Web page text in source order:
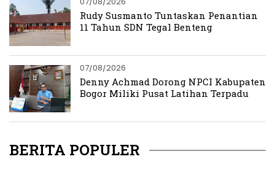
Rudy Susmanto Tuntaskan Penantian
11 Tahun SDN Tegal Benteng
07/08/2026
Denny Achmad Dorong NPCI Kabupaten
Bogor Miliki Pusat Latihan Terpadu
BERITA POPULER